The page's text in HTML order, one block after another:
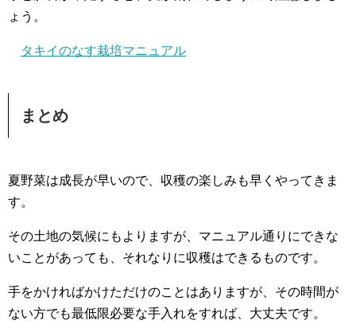
ょう。
タキイのなす栽培マニュアル
まとめ
夏野菜は成長が早いので、収穫の楽しみも早くやってきま
す。
その土地の気候にもよりますが、マニュアル通りにできな
いことがあっても、それなりに収穫はできるものです。
手をかければかけただけのことはありますが、その時間が
ない方でも最低限必要な手入れをすれば、大丈夫です。